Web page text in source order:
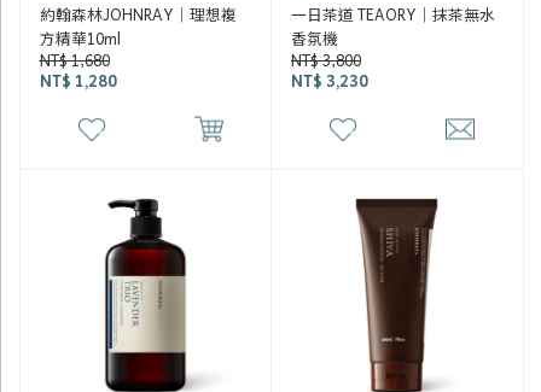
約翰森林JOHNRAY｜理想複
方精華10ml
NT$ 1,680
NT$ 1,280
一日茶道 TEAORY｜抹茶無水
香氛機
NT$ 3,800
NT$ 3,230